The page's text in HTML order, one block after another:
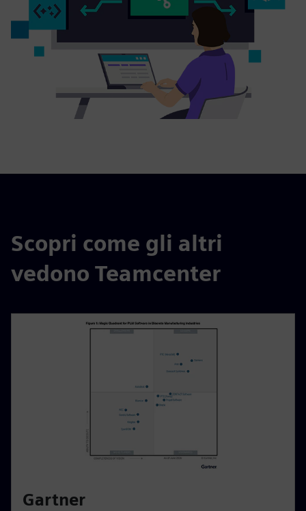
Scopri come gli altri
vedono Teamcenter
Gartner